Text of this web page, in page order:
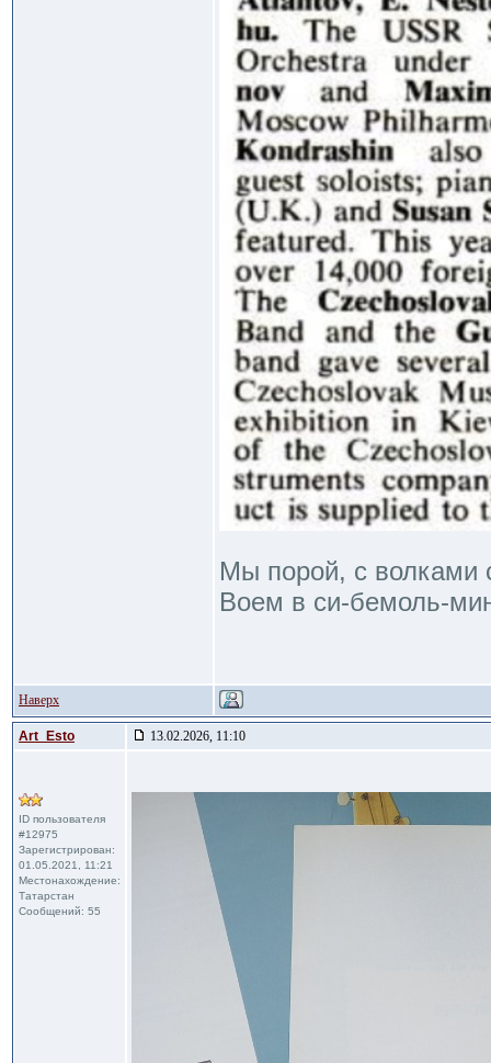
Мы порой, с волками
Воем в си-бемоль-
Наверх
Art_Esto 13.02.2026, 11:10
ID пользователя
#12975
Зарегистрирован:
01.05.2021, 11:21
Местонахождение:
Татарстан
Сообщений: 55